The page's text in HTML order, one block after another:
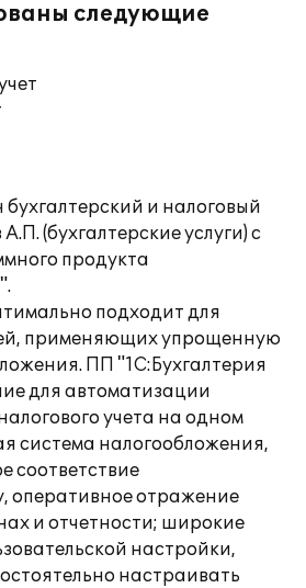
следующие
и налоговый
(бухгалтерские услуги) с
продукта
подходит для
применяющих упрощенную
ПП "1С:Бухгалтерия
для автоматизации
учета на одном
система налогообложения,
соответствие
оперативное отражение
и отчетности; широкие
настройки,
настраивать